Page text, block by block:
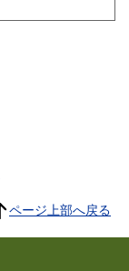
ページ上部へ戻る